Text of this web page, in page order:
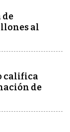
de
al
califica
de